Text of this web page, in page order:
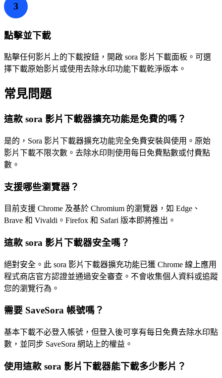
3
點擊並下載
點擊任何影片上的下載按鈕，開啟 sora 影片下載面板。可選
擇下載原始影片或使用去除水印功能下載乾淨版本。
常見問題
這款 sora 影片下載器擴充功能是免費的嗎？
是的，Sora 影片下載器擴充功能完全免費安裝與使用。原始
影片下載不限次數。去除水印則使用每日免費點數或付費點
數。
支援哪些瀏覽器？
目前支援 Chrome 及基於 Chromium 的瀏覽器，如 Edge、
Brave 和 Vivaldi。Firefox 和 Safari 版本即將推出。
這款 sora 影片下載器安全嗎？
絕對安全。此 sora 影片下載器擴充功能已獲 Chrome 線上應用
程式商店官方認證並通過安全審查。不會收集個人資料或追蹤
您的瀏覽行為。
需要 SaveSora 帳號嗎？
基本下載不必登入帳號，但登入後可享有每日免費去除水印點
數，並同步 SaveSora 網站上的權益。
使用這款 sora 影片下載器能下載多少影片？